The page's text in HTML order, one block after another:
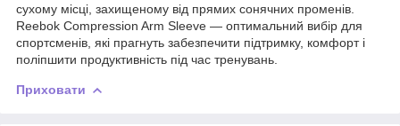
сухому місці, захищеному від прямих сонячних променів.
Reebok Compression Arm Sleeve — оптимальний вибір для
спортсменів, які прагнуть забезпечити підтримку, комфорт і
поліпшити продуктивність під час тренувань.
Приховати